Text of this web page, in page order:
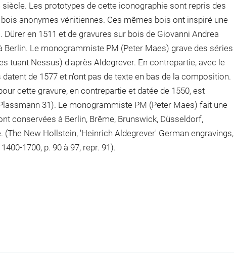
Les prototypes de cette iconographie sont repris des
anonymes vénitiennes. Ces mêmes bois ont inspiré une
Dürer en 1511 et de gravures sur bois de Giovanni Andrea
Berlin. Le monogrammiste PM (Peter Maes) grave des séries
tuant Nessus) d'après Aldegrever. En contrepartie, avec le
de 1577 et n'ont pas de texte en bas de la composition.
cette gravure, en contrepartie et datée de 1550, est
31). Le monogrammiste PM (Peter Maes) fait une
conservées à Berlin, Brême, Brunswick, Düsseldorf,
(The New Hollstein, 'Heinrich Aldegrever' German engravings,
1700, p. 90 à 97, repr. 91).